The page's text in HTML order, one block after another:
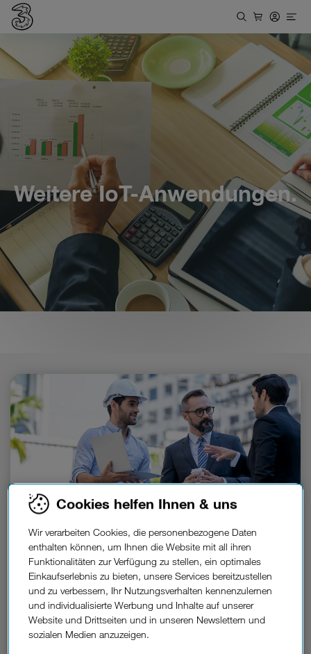
Weitere IoT-Anwendungen.
Datengetriebene Nachhaltigkeit.
Energie-Monitoring
Raumklima-Monitoring
Cookies helfen Ihnen & uns
Wir verarbeiten Cookies, die personenbezogene Daten
enthalten können, um Ihnen die Website mit all ihren
Funktionalitäten zur Verfügung zu stellen, ein optimales
Einkaufserlebnis zu bieten, unsere Services bereitzustellen
und zu verbessern, Ihr Nutzungsverhalten kennenzulernen
und individualisierte Werbung und Inhalte auf unserer
Website und Drittseiten und in unseren Newslettern und
sozialen Medien anzuzeigen.